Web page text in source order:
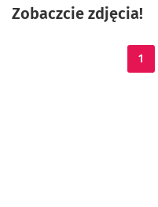
Zobaczcie zdjęcia!
1